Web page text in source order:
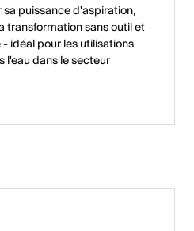
puissance d'aspiration,
transformation sans outil et
idéal pour les utilisations
l'eau dans le secteur